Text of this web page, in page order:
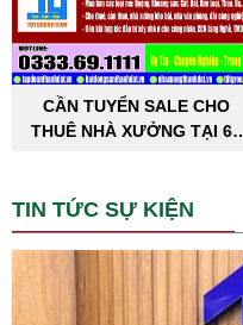
CẦN TUYỂN SALE CHO
THUÊ NHÀ XƯỞNG TẠI 63
TIN TỨC SỰ KIỆN